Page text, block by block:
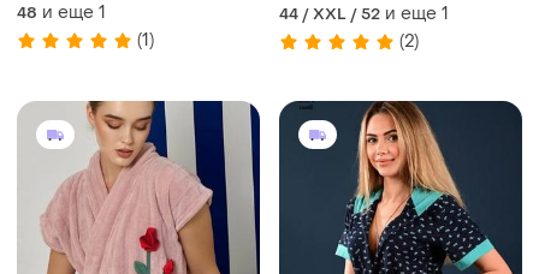
48 и еще 1
(1)
44 / XXL / 52 и еще 1
(2)